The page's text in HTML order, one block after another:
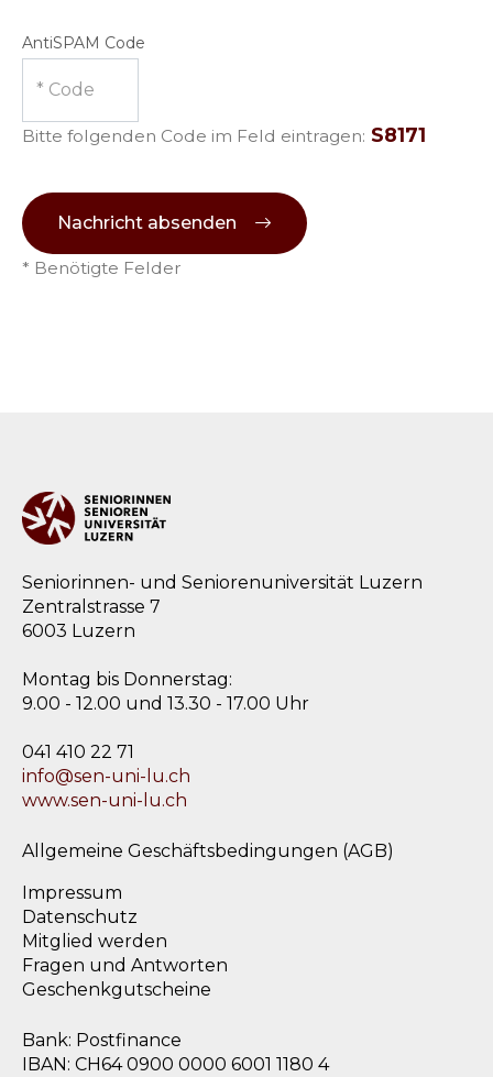
AntiSPAM Code
Bitte folgenden Code im Feld eintragen: S8171
Nachricht absenden
* Benötigte Felder
Seniorinnen- und Seniorenuniversität Luzern
Zentralstrasse 7
6003 Luzern
Montag bis Donnerstag:
9.00 - 12.00 und 13.30 - 17.00 Uhr
041 410 22 71
info@sen-uni-lu.ch
www.sen-uni-lu.ch
Allgemeine Geschäftsbedingungen (AGB)
Impressum
Datenschutz
Mitglied werden
Fragen und Antworten
Geschenkgutscheine
Bank: Postfinance
IBAN: CH64 0900 0000 6001 1180 4